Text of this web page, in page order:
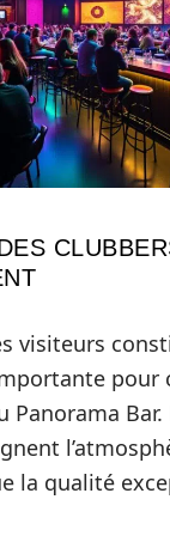
visiteurs
pour
Panorama
la qualité